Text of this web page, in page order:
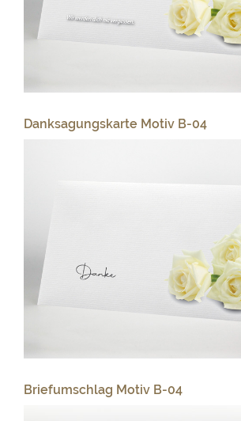
Danksagungskarte Motiv B-04
Briefumschlag Motiv B-04